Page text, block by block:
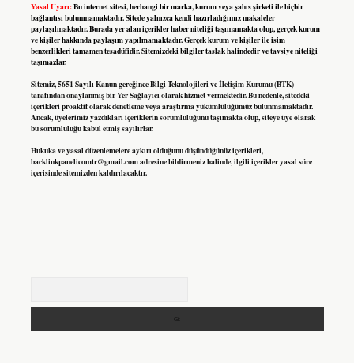
Yasal Uyarı:Bu internet sitesi, herhangi bir marka, kurum veya şahıs şirketi ile hiçbir
bağlantısı bulunmamaktadır. Sitede yalnızca kendi hazırladığımız makaleler
paylaşılmaktadır. Burada yer alan içerikler haber niteliği taşımamakta olup, gerçek kurum
ve kişiler hakkında paylaşım yapılmamaktadır. Gerçek kurum ve kişiler ile isim
benzerlikleri tamamen tesadüfidir. Sitemizdeki bilgiler taslak halindedir ve tavsiye niteliği
taşımazlar.
Sitemiz, 5651 Sayılı Kanun gereğince Bilgi Teknolojileri ve İletişim Kurumu (BTK)
tarafından onaylanmış bir Yer Sağlayıcı olarak hizmet vermektedir. Bu nedenle, sitedeki
içerikleri proaktif olarak denetleme veya araştırma yükümlülüğümüz bulunmamaktadır.
Ancak, üyelerimiz yazdıkları içeriklerin sorumluluğunu taşımakta olup, siteye üye olarak
bu sorumluluğu kabul etmiş sayılırlar.
Hukuka ve yasal düzenlemelere aykırı olduğunu düşündüğünüz içerikleri,
backlinkpanelicomtr@gmail.comadresine bildirmeniz halinde, ilgili içerikler yasal süre
içerisinde sitemizden kaldırılacaktır.